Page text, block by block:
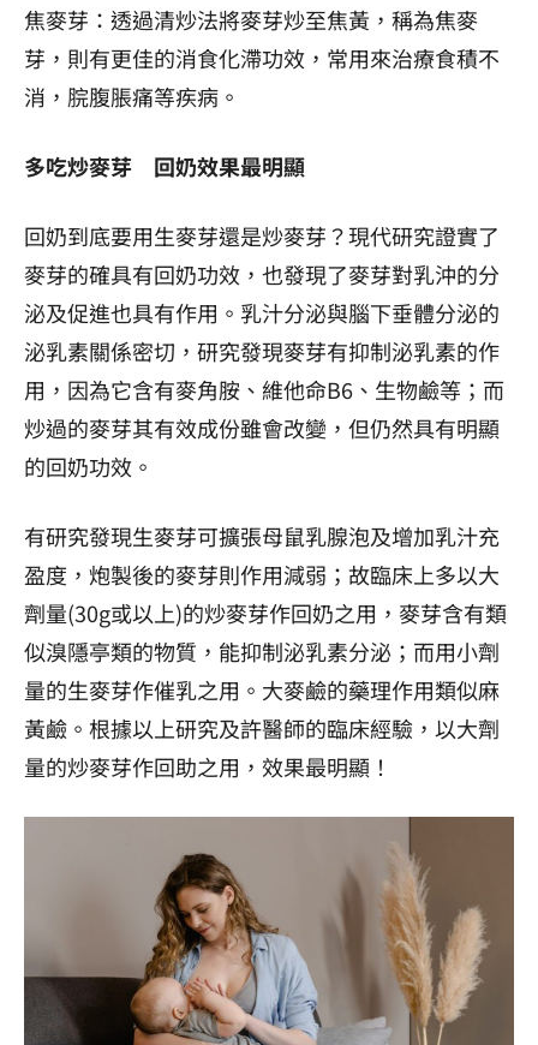
焦麥芽：透過清炒法將麥芽炒至焦黃，稱為焦麥
芽，則有更佳的消食化滯功效，常用來治療食積不
消，脘腹脹痛等疾病。
多吃炒麥芽 回奶效果最明顯
回奶到底要用生麥芽還是炒麥芽？現代研究證實了
麥芽的確具有回奶功效，也發現了麥芽對乳沖的分
泌及促進也具有作用。乳汁分泌與腦下垂體分泌的
泌乳素關係密切，研究發現麥芽有抑制泌乳素的作
用，因為它含有麥角胺、維他命B6、生物鹼等；而
炒過的麥芽其有效成份雖會改變，但仍然具有明顯
的回奶功效。
有研究發現生麥芽可擴張母鼠乳腺泡及增加乳汁充
盈度，炮製後的麥芽則作用減弱；故臨床上多以大
劑量(30g或以上)的炒麥芽作回奶之用，麥芽含有類
似溴隱亭類的物質，能抑制泌乳素分泌；而用小劑
量的生麥芽作催乳之用。大麥鹼的藥理作用類似麻
黃鹼。根據以上研究及許醫師的臨床經驗，以大劑
量的炒麥芽作回助之用，效果最明顯！